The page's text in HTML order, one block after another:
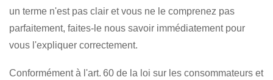
un terme n'est pas clair et vous ne le comprenez pas
parfaitement, faites-le nous savoir immédiatement pour
vous l'expliquer correctement.
Conformément à l'art. 60 de la loi sur les consommateurs et